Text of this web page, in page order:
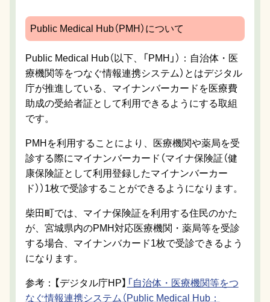
Public Medical Hub（PMH）について
Public Medical Hub（以下、「PMH」）：自治体・医
療機関等をつなぐ情報連携システム）とはデジタル
庁​が推進している、マイナンバーカードを医療費
助成の受給者証として利用できるようにする取組​
です。
PMHを利用することにより、医療機関や薬局を受
診する際にマイナンバーカード（マイナ保険証（健
康保険証として利用登録したマイナンバーカー
ド））1枚で受診することができるように​なります。
柴田町では、マイナ保険証を利用する住民のかた
が、宮城県内のPMH対応医療機関・薬局等を受診
する場合、マイナンバカード1枚で受診できるよう
になります。
参考：【デジタル庁HP】 「自治体・医療機関等をつ
なぐ情報連携システム（Public Medical Hub：